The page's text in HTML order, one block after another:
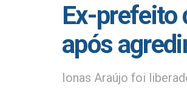
Ex-prefeito
após
Ionas Araújo foi